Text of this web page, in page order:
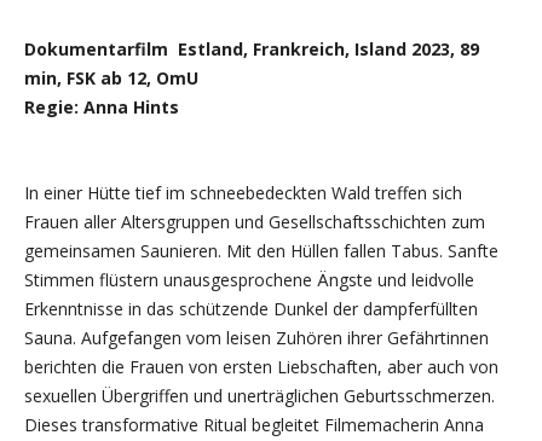
Dokumentarfilm Estland, Frankreich, Island 2023, 89
min, FSK ab 12, OmU
Regie: Anna Hints
In einer Hütte tief im schneebedeckten Wald treffen sich
Frauen aller Altersgruppen und Gesellschaftsschichten zum
gemeinsamen Saunieren. Mit den Hüllen fallen Tabus. Sanfte
Stimmen flüstern unausgesprochene Ängste und leidvolle
Erkenntnisse in das schützende Dunkel der dampferfüllten
Sauna. Aufgefangen vom leisen Zuhören ihrer Gefährtinnen
berichten die Frauen von ersten Liebschaften, aber auch von
sexuellen Übergriffen und unerträglichen Geburtsschmerzen.
Dieses transformative Ritual begleitet Filmemacherin Anna